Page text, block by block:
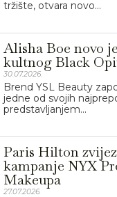
tržište, otvara novo...
Alisha Boe novo
kultnog Black
30.07.2026.
Brend YSL Beauty
jedne od svojih
predstavljanjem...
Paris Hilton
kampanje NYX
Makeupa
27.07.2026.